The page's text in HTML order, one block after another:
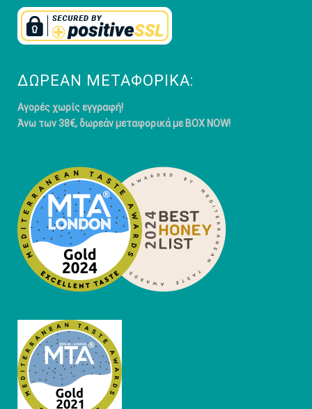
ΔΩΡΕΆΝ ΜΕΤΑΦΟΡΙΚΆ:
Αγορές χωρίς εγγραφή!
Άνω των 38€, δωρεάν μεταφορικά με BOX NOW!